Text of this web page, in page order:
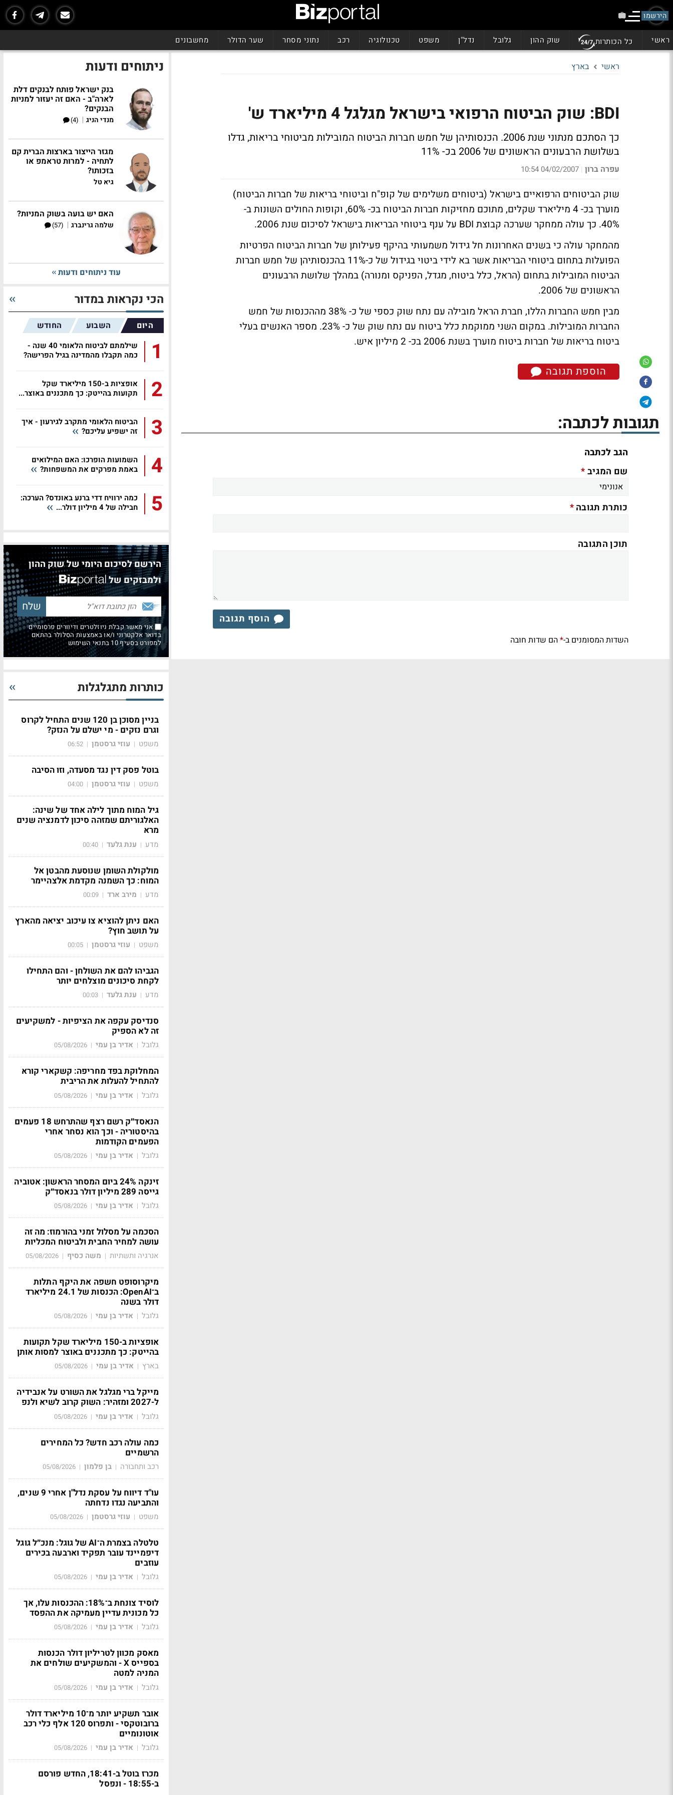
הירשמו
ראשי כל הכותרות שוק ההון גלובל נדל"ן משפט טכנולוגיה רכב נתוני מסחר שער הדולר מחשבונים
ראשי בארץ
BDI: שוק הביטוח הרפואי בישראל מגלגל 4 מיליארד ש'
כך הסתכם מנתוני שנת 2006. הכנסותיהן של חמש חברות הביטוח המובילות מביטוחי בריאות, גדלו
בשלושת הרבעונים הראשונים של 2006 בכ- 11%
עפרה ברון |
04/02/2007 10:54
שוק הביטוחים הרפואיים בישראל (ביטוחים משלימים של קופ"ח וביטוחי בריאות של חברות הביטוח)
מוערך בכ- 4 מיליארד שקלים, מתוכם מחזיקות חברות הביטוח בכ- 60%, וקופות החולים השונות ב-
40%. כך עולה ממחקר שערכה קבוצת BDI על ענף ביטוחי הבריאות בישראל לסיכום שנת 2006.
מהמחקר עולה כי בשנים האחרונות חל גידול משמעותי בהיקף פעילותן של חברות הביטוח הפרטיות
הפועלות בתחום ביטוחי הבריאות אשר בא לידי ביטוי בגידול של כ-11% בהכנסותיהן של חמש חברות
הביטוח המובילות בתחום (הראל, כלל ביטוח, מגדל, הפניקס ומנורה) במהלך שלושת הרבעונים
הראשונים של 2006.
מבין חמש החברות הללו, חברת הראל מובילה עם נתח שוק כספי של כ- 38% מההכנסות של חמש
החברות המובילות. במקום השני ממוקמת כלל ביטוח עם נתח שוק של כ- 23%. מספר האנשים בעלי
ביטוח בריאות של חברות ביטוח מוערך בשנת 2006 בכ- 2 מיליון איש.
הוספת תגובה
תגובות לכתבה:
הגב לכתבה
שם המגיב*
כותרת תגובה*
תוכן התגובה
הוסף תגובה
השדות המסומנים ב-*הם שדות חובה
ניתוחים ודעות
בנק ישראל פותח לבנקים דלת
לארה"ב - האם זה יעזור למניות
הבנקים?
מנדי הניג |
(4)
מגזר הייצור בארצות הברית קם
לתחיה - למרות טראמפ או
בזכותו?
גיא טל
האם יש בועה בשוק המניות?
שלמה גרינברג |
(57)
עוד ניתוחים ודעות
הכי נקראות במדור
היום השבוע החודש
1
שילמתם לביטוח הלאומי 40 שנה -
כמה תקבלו מהמדינה בגיל הפרישה?
2
אופציות ב-150 מיליארד שקל
תקועות בהייטק: כך מתכננים באוצר...
3
הביטוח הלאומי מתקרב לגירעון - איך
זה ישפיע עליכם?
4
השמועות הופרכו: האם המילואים
באמת מפרקים את המשפחות?
5
כמה ירוויח דדי ברנע באונדס? הערכה:
חבילה של 4 מיליון דולר...
הירשם לסיכום היומי של שוק ההון
ולמבזקים של
אני מאשר קבלת ניוזלטרים ודיוורים פרסומיים
בדואר אלקטרוני ו/או באמצעות הסלולר בהתאם
למפורט בסעיף 10 בתנאי השימוש
כותרות מתגלגלות
בניין מסוכן בן 120 שנים התחיל לקרוס
וגרם נזקים - מי ישלם על הנזק?
משפט | עוזי גרסטמן |
06:52
בוטל פסק דין נגד מסעדה, וזו הסיבה
משפט | עוזי גרסטמן |
04:00
גיל המוח מתוך לילה אחד של שינה:
האלגוריתם שמזהה סיכון לדמנציה שנים
מרא
מדע | ענת גלעד |
00:40
מולקולת השומן שנוסעת מהבטן אל
המוח: כך השמנה מקדמת אלצהיימר
מדע | מירב ארד |
00:09
האם ניתן להוציא צו עיכוב יציאה מהארץ
על תושב חוץ?
משפט | עוזי גרסטמן |
00:05
הגביהו להם את השולחן - והם התחילו
לקחת סיכונים מוצלחים יותר
מדע | ענת גלעד |
00:03
סנדיסק עקפה את הציפיות - למשקיעים
זה לא הספיק
גלובל | אדיר בן עמי |
05/08/2026
המחלוקת בפד מחריפה: קשקארי קורא
להתחיל להעלות את הריבית
גלובל | אדיר בן עמי |
05/08/2026
הנאסד״ק רשם רצף שהתרחש 18 פעמים
בהיסטוריה - וכך הוא נסחר אחרי
הפעמים הקודמות
גלובל | אדיר בן עמי |
05/08/2026
זינקה 24% ביום המסחר הראשון: אטוביה
גייסה 289 מיליון דולר בנאסד״ק
גלובל | אדיר בן עמי |
05/08/2026
הסכמה על מסלול זמני בהורמוז: מה זה
עושה למחיר החבית ולביטוח המכליות
אנרגיה ותשתיות | משה כסיף |
05/08/2026
מיקרוסופט חשפה את היקף התלות
ב־OpenAI: הכנסות של 24.1 מיליארד
דולר בשנה
גלובל | אדיר בן עמי |
05/08/2026
אופציות ב-150 מיליארד שקל תקועות
בהייטק: כך מתכננים באוצר למסות אותן
בארץ | אדיר בן עמי |
05/08/2026
מייקל ברי מגלגל את השורט על אנבידיה
ל-2027 ומזהיר: השוק קרוב לשיא ולנפ
גלובל | אדיר בן עמי |
05/08/2026
כמה עולה רכב חדש? כל המחירים
הרשמיים
רכב ותחבורה | בן פלמון |
05/08/2026
עו"ד דיווח על עסקת נדל"ן אחרי 9 שנים,
והתביעה נגדו נדחתה
משפט | עוזי גרסטמן |
05/08/2026
טלטלה בצמרת ה־AI של גוגל: מנכ״ל גוגל
דיפמיינד עובר תפקיד וארבעה בכירים
עוזבים
גלובל | אדיר בן עמי |
05/08/2026
לוסיד צונחת ב־18%: ההכנסות עלו, אך
כל מכונית עדיין מעמיקה את ההפסד
גלובל | אדיר בן עמי |
05/08/2026
מאסק מכוון לטריליון דולר הכנסות
בספייס X - והמשקיעים שולחים את
המניה למטה
גלובל | אדיר בן עמי |
05/08/2026
אובר תשקיע יותר מ־10 מיליארד דולר
ברובוטקסי - ותפרוס 120 אלף כלי רכב
אוטונומיים
גלובל | אדיר בן עמי |
05/08/2026
מכרז בוטל ב-18:41, החדש פורסם
ב-18:55 - ונפסל